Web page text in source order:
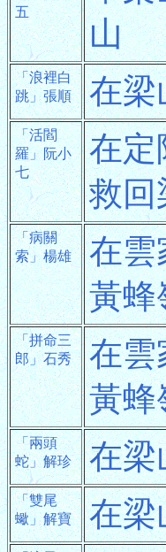
五
山
「浪裡白
跳」張順
在梁
「活閻
羅」阮小
七
在定
救回
「病關
索」楊雄
在雲
黃蜂
「拼命三
郎」石秀
在雲
黃蜂
「兩頭
蛇」解珍
在梁
「雙尾
蠍」解寶
在梁